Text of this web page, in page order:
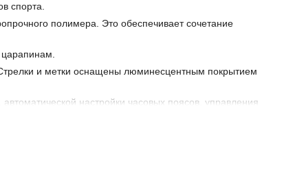
спорта.
полимера. Это обеспечивает сочетание
и метки оснащены люминесцентным покрытием
настройки часовых поясов, управления